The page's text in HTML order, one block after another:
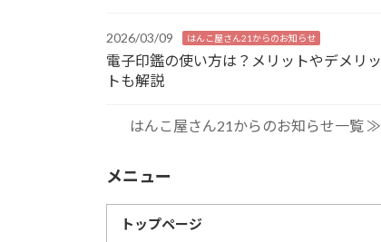
2026/03/09 はんこ屋さん21からのお知らせ
電子印鑑の使い方は？メリットやデメリッ
トも解説
はんこ屋さん21からのお知らせ一覧 ≫
メニュー
トップページ